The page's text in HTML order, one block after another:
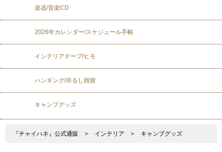
楽器/音楽CD
2026年カレンダー/スケジュール手帳
インテリアテープ/ヒモ
ハンギング/吊るし雑貨
キャンプグッズ
『チャイハネ』公式通販 > インテリア > キャンプグッズ